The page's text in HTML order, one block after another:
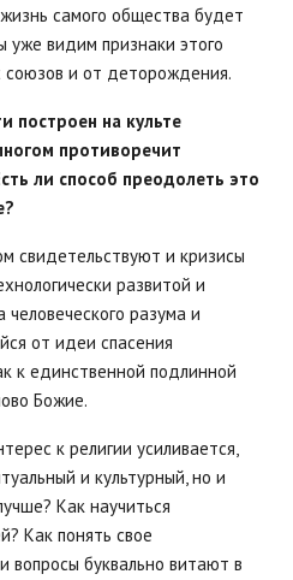
самого общества будет
уже видим признаки этого
союзов и от деторождения.
построен на культе
противоречит
ли способ преодолеть это
свидетельствуют и кризисы
развитой и
разума и
от идеи спасения
к единственной подлинной
Божие.
к религии усиливается,
и культурный, но и
Как научиться
Как понять свое
вопросы буквально витают в